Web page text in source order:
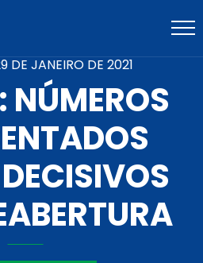
DE JANEIRO DE 2021
NÚMEROS